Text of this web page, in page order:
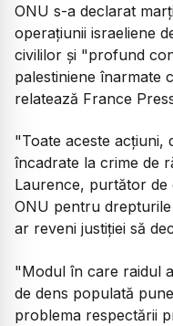
ONU s-a declarat
operaţiunii israeliene
civililor şi "profund
palestiniene înarmate
relatează France
"Toate aceste acţiuni,
încadrate la crime de
Laurence, purtător de
ONU pentru
ar reveni justiţiei să
"Modul în care raidul
de dens populată
problema respectării